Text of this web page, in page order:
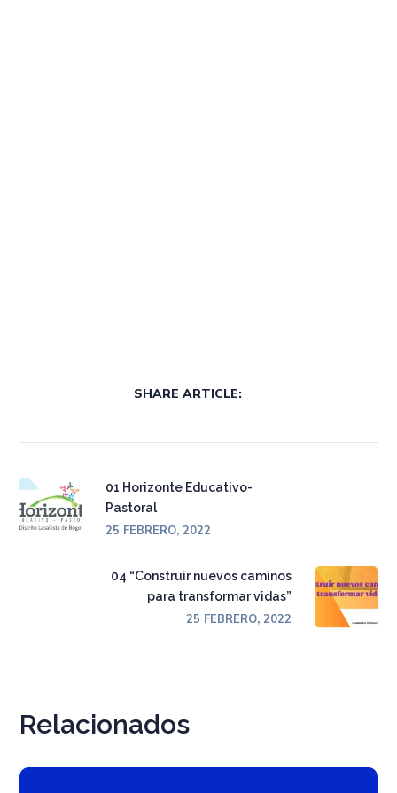
SHARE ARTICLE:
01 Horizonte Educativo-
Pastoral
25 FEBRERO, 2022
04 “Construir nuevos caminos
para transformar vidas”
25 FEBRERO, 2022
Relacionados